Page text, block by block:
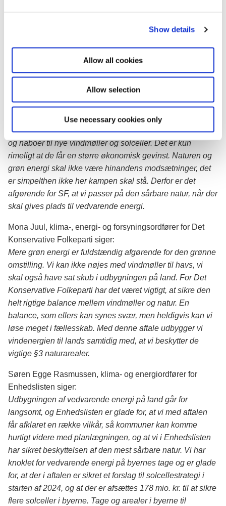
Show details
Allow all cookies
Allow selection
Use necessary cookies only
for, at energiparker kan blive grønne kraftværker, som
skaber nye grønne arbejdspladser – særligt i
landdistrikterne. Vi har alle et ansvar i den grønne
omstilling, og nu gør vi det faktisk lidt sjovere at bidrage
Signe Munk, klima-, energi- og forsyningsordfører for
Socialistisk Folkeparti siger:
Jeg er glad for, at vi nu sikrer flere penge til kommunerne
og naboer til nye vindmøller og solceller. Det er kun
rimeligt at de får en større økonomisk gevinst. Naturen og
grøn energi skal ikke være hinandens modsætninger, det
er simpelthen ikke her kampen skal stå. Derfor er det
afgørende for SF, at vi passer på den sårbare natur, når der
skal gives plads til vedvarende energi.
Mona Juul, klima-, energi- og forsyningsordfører for Det
Konservative Folkeparti siger:
Mere grøn energi er fuldstændig afgørende for den grønne
omstilling. Vi kan ikke nøjes med vindmøller til havs, vi
skal også have sat skub i udbygningen på land. For Det
Konservative Folkeparti har det været vigtigt, at sikre den
helt rigtige balance mellem vindmøller og natur. En
balance, som ellers kan synes svær, men heldigvis kan vi
løse meget i fællesskab. Med denne aftale udbygger vi
vindenergien til lands samtidig med, at vi beskytter de
vigtige §3 naturarealer.
Søren Egge Rasmussen, klima- og energiordfører for
Enhedslisten siger:
Udbygningen af vedvarende energi på land går for
langsomt, og Enhedslisten er glade for, at vi med aftalen
får afklaret en række vilkår, så kommuner kan komme
hurtigt videre med planlægningen, og at vi i Enhedslisten
har sikret beskyttelsen af den mest sårbare natur. Vi har
knoklet for vedvarende energi på byernes tage og er glade
for, at der i aftalen er sikret et forslag til solcellestrategi i
starten af 2024, og at der er afsættes 178 mio. kr. til at sikre
flere solceller i byerne. Tage og arealer i byerne til